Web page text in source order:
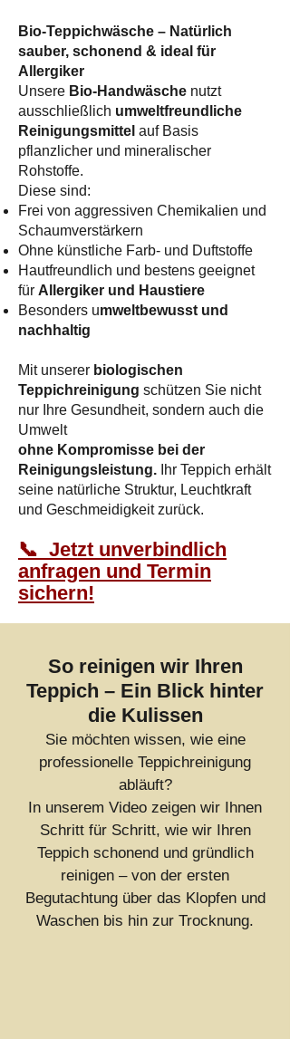
Bio-Teppichwäsche – Natürlich
sauber, schonend & ideal für
Allergiker
Unsere Bio-Handwäsche nutzt
ausschließlich umweltfreundliche
Reinigungsmittel auf Basis
pflanzlicher und mineralischer
Rohstoffe.
Diese sind:
Frei von aggressiven Chemikalien und
Schaumverstärkern
Ohne künstliche Farb- und Duftstoffe
Hautfreundlich und bestens geeignet
für Allergiker und Haustiere
Besonders umweltbewusst und
nachhaltig
Mit unserer biologischen
Teppichreinigung schützen Sie nicht
nur Ihre Gesundheit, sondern auch die
Umwelt
ohne Kompromisse bei der
Reinigungsleistung. Ihr Teppich erhält
seine natürliche Struktur, Leuchtkraft
und Geschmeidigkeit zurück.​
📞 Jetzt unverbindlich
anfragen und Termin
sichern!
So reinigen wir Ihren
Teppich – Ein Blick hinter
die Kulissen
Sie möchten wissen, wie eine
professionelle Teppichreinigung
abläuft?
In unserem Video zeigen wir Ihnen
Schritt für Schritt, wie wir Ihren
Teppich schonend und gründlich
reinigen – von der ersten
Begutachtung über das Klopfen und
Waschen bis hin zur Trocknung.